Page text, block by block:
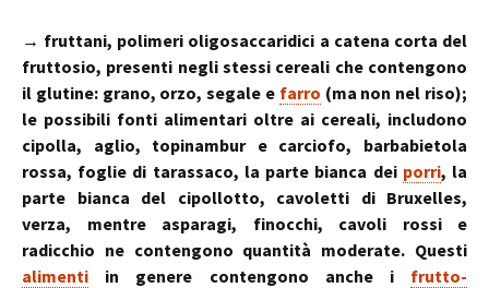
→ fruttani, polimeri oligosaccaridici a catena corta del
fruttosio, presenti negli stessi cereali che contengono
il glutine: grano, orzo, segale e farro (ma non nel riso);
le possibili fonti alimentari oltre ai cereali, includono
cipolla, aglio, topinambur e carciofo, barbabietola
rossa, foglie di tarassaco, la parte bianca dei porri, la
parte bianca del cipollotto, cavoletti di Bruxelles,
verza, mentre asparagi, finocchi, cavoli rossi e
radicchio ne contengono quantità moderate. Questi
alimenti in genere contengono anche i frutto-